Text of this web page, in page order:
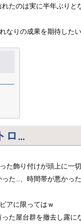
たのは実に半年ぶり
なりの成果を期待したい
ロ…
た飾り付けが頭上に一
た…、時間帯が悪かっ
アに限ってはｗ
た屋台群を撤去し露に